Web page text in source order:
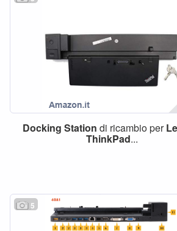
Docking Station di ricambio per
ThinkPad...
5